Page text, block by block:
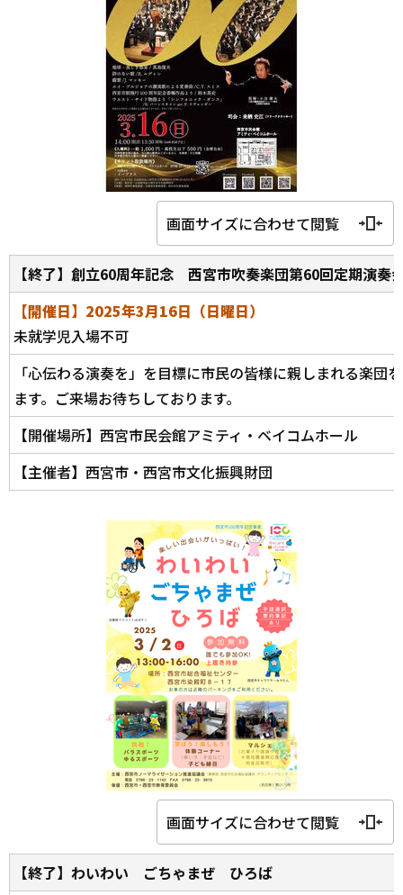
画面サイズに合わせて閲覧
【終了】創立60周年記念 西宮市吹奏楽団第60回定期演奏
【開催日】2025年3月16日（日曜日）
未就学児入場不可
「心伝わる演奏を」を目標に市民の皆様に親しまれる楽団
ます。ご来場お待ちしております。
【開催場所】西宮市民会館アミティ・ベイコムホール
【主催者】西宮市・西宮市文化振興財団
画面サイズに合わせて閲覧
【終了】わいわい ごちゃまぜ ひろば